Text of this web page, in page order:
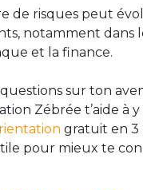
de risques peut
notamment dans
et la finance.
sur ton
Zébrée t’aide à
gratuit en 3
pour mieux te